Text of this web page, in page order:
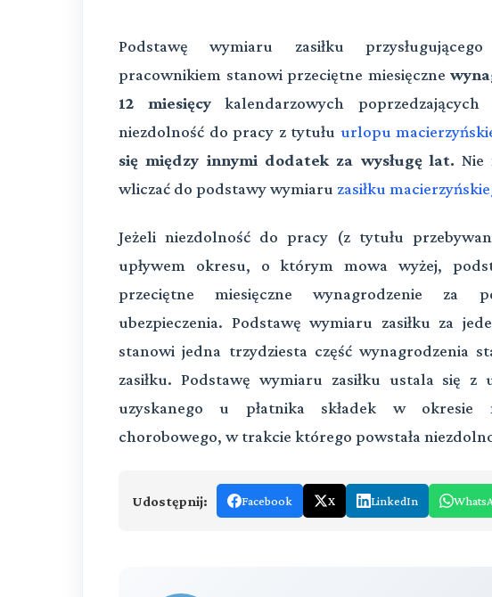
Podstawę wymiaru zasiłku
pracownikiem stanowi przeciętne miesięczne
12 miesięcykalendarzowych
niezdolność do pracy z tytułu urlopu
się między innymi dodatek za wysługę lat. Nie
wliczać do podstawy wymiaru zasiłku
Jeżeli niezdolność do pracy (z tytułu
upływem okresu, o którym mowa wyżej,
przeciętne miesięczne wynagrodzenie za
ubezpieczenia. Podstawę wymiaru zasiłku za
stanowi jedna trzydziesta część wynagrodzenia
zasiłku. Podstawę wymiaru zasiłku ustala się z
uzyskanego u płatnika składek w okresie
chorobowego, w trakcie którego powstała
Udostępnij: Facebook X LinkedIn